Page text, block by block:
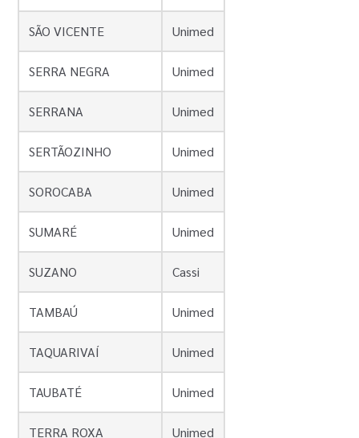
SÃO VICENTE Unimed
SERRA NEGRA Unimed
SERRANA Unimed
SERTÃOZINHO Unimed
SOROCABA Unimed
SUMARÉ Unimed
SUZANO Cassi
TAMBAÚ Unimed
TAQUARIVAÍ Unimed
TAUBATÉ Unimed
TERRA ROXA Unimed